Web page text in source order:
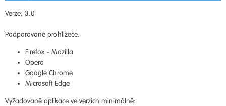
Verze: 3.0
Podporované prohlížeče:
Firefox - Mozilla
Opera
Google Chrome
Microsoft Edge
Vyžadované aplikace ve verzích minimálně: